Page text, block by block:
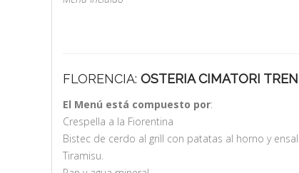
FLORENCIA: OSTERIA CIMATORI
El Menú está compuesto por:
Crespella a la Fiorentina
Bistec de cerdo al grill con patatas al horno y
Tiramisu.